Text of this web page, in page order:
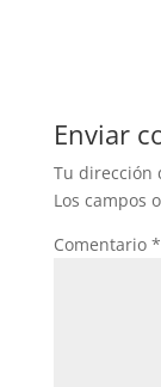
Enviar
Tu dirección
Los campos
Comentario *